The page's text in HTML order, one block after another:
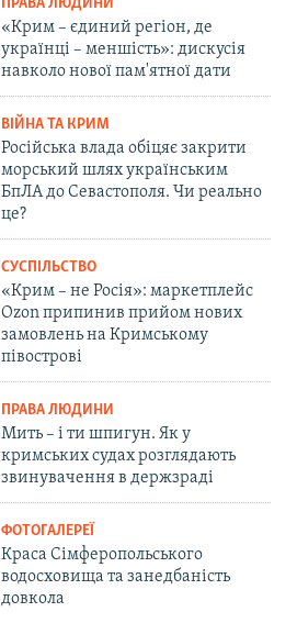
ПРАВА ЛЮДИНИ
«Крим – єдиний регіон, де
українці – меншість»: дискусія
навколо нової пам'ятної дати
ВІЙНА ТА КРИМ
Російська влада обіцяє закрити
морський шлях українським
БпЛА до Севастополя. Чи реально
це?
СУСПІЛЬСТВО
«Крим – не Росія»: маркетплейс
Ozon припинив прийом нових
замовлень на Кримському
півострові
ПРАВА ЛЮДИНИ
Мить – і ти шпигун. Як у
кримських судах розглядають
звинувачення в держзраді
ФОТОГАЛЕРЕЇ
Краса Сімферопольського
водосховища та занедбаність
довкола